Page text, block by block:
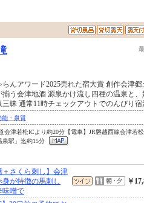
らんアワード2025売れた宿大賞 創作会津郷
う会津地酒 源泉かけ流し四種の温泉と、
昧 通常11時チェックアウトでのんびり宿
能・泉質
会津若松ICより約20分【電車】JR磐越西線会津若
泉駅」迄約15分
さくら刺し】会津
が特徴の馬刺し
味噌で
￥